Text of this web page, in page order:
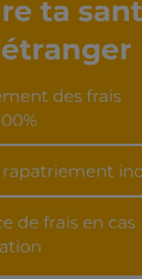
cet interview